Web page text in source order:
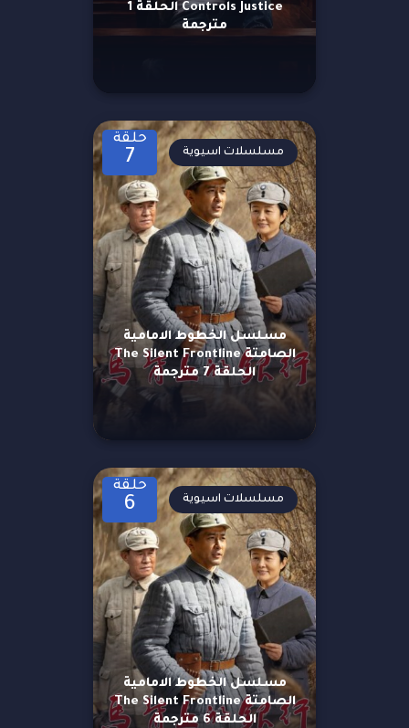
Controls Justice الحلقة 1
مترجمة
حلقة
7
مسلسل الخطوط الامامية
الصامتة The Silent Frontline
الحلقة 7 مترجمة
مسلسلات اسيوية
حلقة
6
مسلسل الخطوط الامامية
الصامتة The Silent Frontline
الحلقة 6 مترجمة
مسلسلات اسيوية